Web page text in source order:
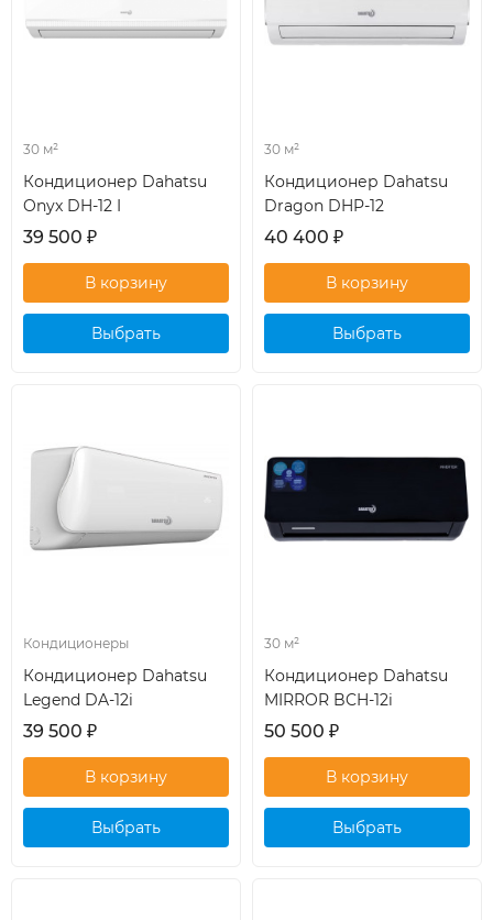
30 м²
Кондиционер Dahatsu
Onyx DH-12 I
39 500 ₽
Выбрать
30 м²
Кондиционер Dahatsu
Dragon DHP-12
40 400 ₽
Выбрать
Кондиционеры
Кондиционер Dahatsu
Legend DA-12i
39 500 ₽
Выбрать
30 м²
Кондиционер Dahatsu
MIRROR BCH-12i
50 500 ₽
Выбрать